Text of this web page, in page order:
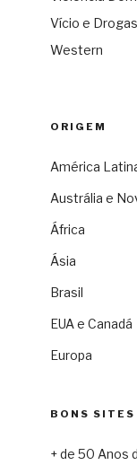
Vício e Drogas
Western
ORIGEM
América
Austrália e
África
Ásia
Brasil
EUA e Canadá
Europa
BONS SITES
+ de 50 Anos